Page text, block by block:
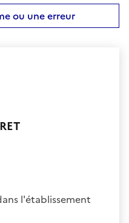
ou une erreur
l'établissement